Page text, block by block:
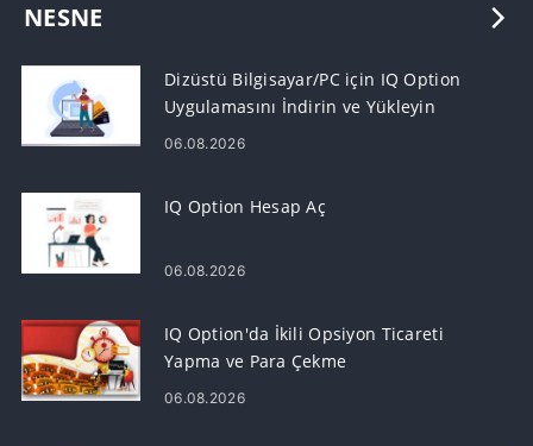
NESNE
Dizüstü Bilgisayar/PC için IQ Option
Uygulamasını İndirin ve Yükleyin
(Windows, macOS)
06.08.2026
IQ Option Hesap Aç
06.08.2026
IQ Option'da İkili Opsiyon Ticareti
Yapma ve Para Çekme
06.08.2026